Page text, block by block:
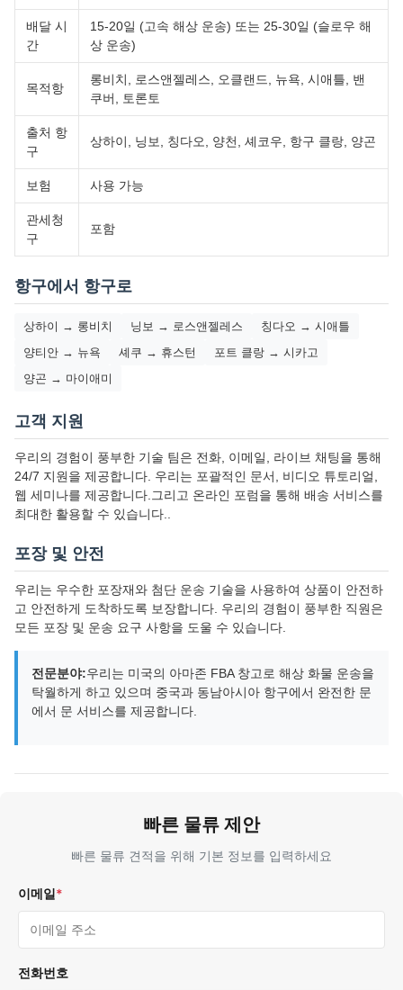
배달 시
간
15-20일 (고속 해상 운송) 또는 25-30일 (슬로우 해
상 운송)
목적항
롱비치, 로스앤젤레스, 오클랜드, 뉴욕, 시애틀, 밴
쿠버, 토론토
출처 항
구
상하이, 닝보, 칭다오, 양천, 셰코우, 항구 클랑, 양곤
보험 사용 가능
관세청
구
포함
항구에서 항구로
상하이 → 롱비치 닝보 → 로스앤젤레스
칭다오 → 시애틀
양티안 → 뉴욕
셰쿠 → 휴스턴
포트 클랑 → 시카고
양곤 → 마이애미
고객 지원
우리의 경험이 풍부한 기술 팀은 전화, 이메일, 라이브 채팅을 통해
24/7 지원을 제공합니다. 우리는 포괄적인 문서, 비디오 튜토리얼,
웹 세미나를 제공합니다.그리고 온라인 포럼을 통해 배송 서비스를
최대한 활용할 수 있습니다..
포장 및 안전
우리는 우수한 포장재와 첨단 운송 기술을 사용하여 상품이 안전하
고 안전하게 도착하도록 보장합니다. 우리의 경험이 풍부한 직원은
모든 포장 및 운송 요구 사항을 도울 수 있습니다.
전문분야:우리는 미국의 아마존 FBA 창고로 해상 화물 운송을
탁월하게 하고 있으며 중국과 동남아시아 항구에서 완전한 문
에서 문 서비스를 제공합니다.
빠른 물류 제안
빠른 물류 견적을 위해 기본 정보를 입력하세요
이메일*
전화번호